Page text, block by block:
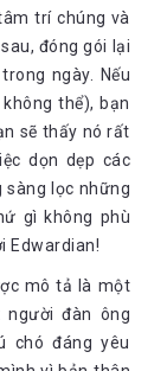
trí chúng và
đóng gói lại
ngày. Nếu
thể), bạn
sẽ thấy nó rất
dọn dẹp các
sàng lọc những
gì không phù
Edwardian!
mô tả là một
người đàn ông
chó đáng yêu